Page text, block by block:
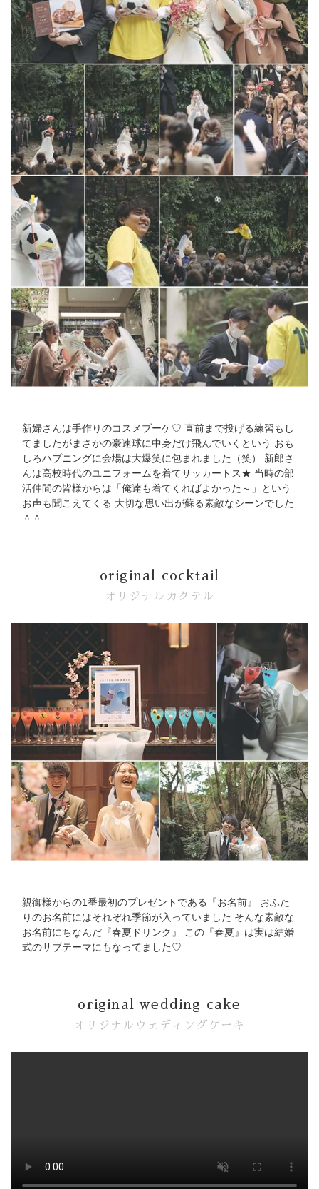
新婦さんは手作りのコスメブーケ♡ 直前まで投げる練習もし
てましたがまさかの豪速球に中身だけ飛んでいくという おも
しろハプニングに会場は大爆笑に包まれました（笑） 新郎さ
んは高校時代のユニフォームを着てサッカートス★ 当時の部
活仲間の皆様からは「俺達も着てくればよかった～」という
お声も聞こえてくる 大切な思い出が蘇る素敵なシーンでした
＾＾
original cocktail
オリジナルカクテル
親御様からの1番最初のプレゼントである『お名前』 おふた
りのお名前にはそれぞれ季節が入っていました そんな素敵な
お名前にちなんだ『春夏ドリンク』 この『春夏』は実は結婚
式のサブテーマにもなってました♡
original wedding cake
オリジナルウェディングケーキ